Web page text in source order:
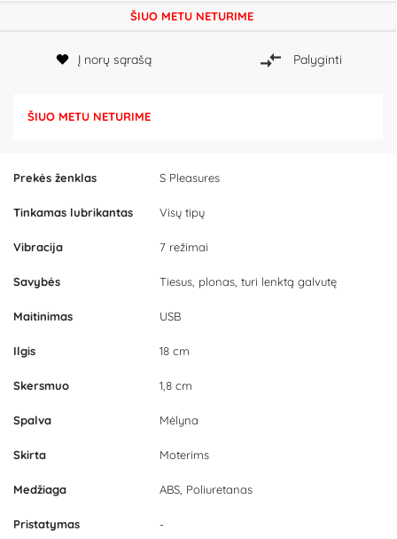
Prekės ženklas S Pleasures
Tinkamas lubrikantas Visų tipų
Vibracija 7 režimai
Savybės Tiesus, plonas, turi lenktą galvutę
Maitinimas USB
Ilgis 18 cm
Skersmuo 1,8 cm
Spalva Mėlyna
Skirta Moterims
Medžiaga ABS, Poliuretanas
Pristatymas -
ŠIUO METU NETURIME
Į norų sąrašą Palyginti
ŠIUO METU NETURIME